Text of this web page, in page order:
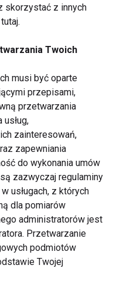
w dłoń, czyli
maszeruj po zdrowie
Walking -
sport dla
skorzystać z innych
Twoich
musi być oparte
przepisami,
przetwarzania
zainteresowań,
zapewniania
do wykonania umów
zazwyczaj regulaminy
usługach, z których
dla pomiarów
administratorów jest
Przetwarzanie
podmiotów
Twojej